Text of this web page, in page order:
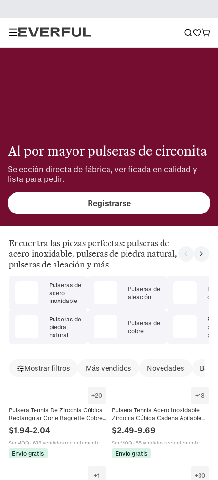
Al por mayor pulseras de circonita
Selección directa de fábrica, verificada en calidad y
lista para pedir.
Registrarse
Encuentra las piezas perfectas: pulseras de
acero inoxidable, pulseras de piedra natural,
pulseras de aleación y más
Pulseras de
acero
inoxidable
Pulseras de
piedra
natural
Pulseras de
aleación
Pulseras de
cobre
Mostrar filtros Más vendidos Novedades
+20
Pulsera Tennis De Zirconia Cúbica
Rectangular Corte Baguette Cobre
Chapado En Oro Joyería Moda
Mujeres Elegante Brillante
$1.94-2.04
Sin MOQ · 638 vendidos recientemente
Envío gratis
+18
Pulsera Tennis Acero Inoxidable
Zirconia Cúbica Cadena Apilable
Joyería Moda Mujeres
Impermeable Hipoalergénica Lujo
$2.49-9.69
Sin MOQ · 55 vendidos recientemente
Envío gratis
+1 +30